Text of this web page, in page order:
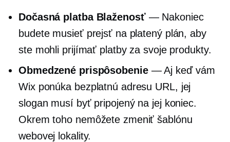
Dočasná platba Blaženosť— Nakoniec
budete musieť prejsť na platený plán, aby
ste mohli prijímať platby za svoje produkty.
Obmedzené prispôsobenie— Aj keď vám
Wix ponúka bezplatnú adresu URL, jej
slogan musí byť pripojený na jej koniec.
Okrem toho nemôžete zmeniť šablónu
webovej lokality.